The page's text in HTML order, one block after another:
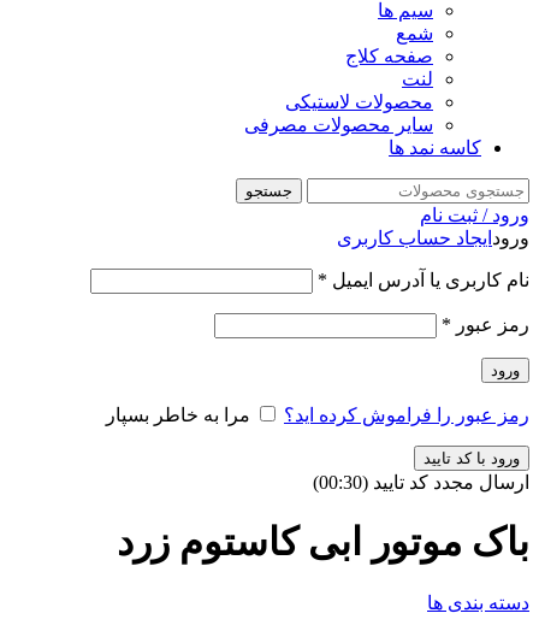
سیم ها
شمع
صفحه کلاج
لنت
محصولات لاستیکی
سایر محصولات مصرفی
کاسه نمد ها
جستجو
ورود / ثبت نام
ورود ایجاد حساب کاربری
نام کاربری یا آدرس ایمیل *
رمز عبور *
ورود
رمز عبور را فراموش کرده اید؟ مرا به خاطر بسپار
ورود با کد تایید
ارسال مجدد کد تایید (00:
30
)
باک موتور ابی کاستوم زرد
دسته بندی ها